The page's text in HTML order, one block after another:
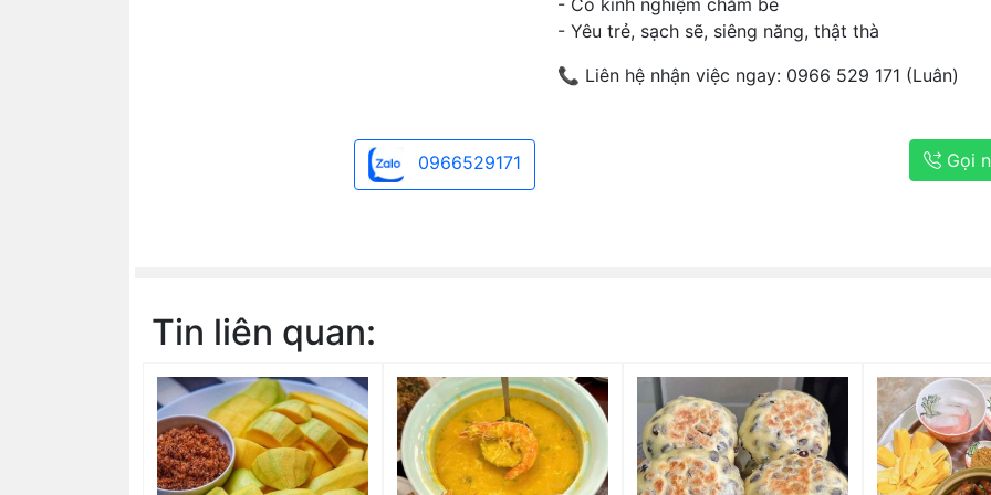
- Có kinh nghiệm chăm bé
- Yêu trẻ, sạch sẽ, siêng năng, thật thà
📞 Liên hệ nhận việc ngay: 0966 529 171 (Luân)
0966529171 Gọi
Tin liên quan: